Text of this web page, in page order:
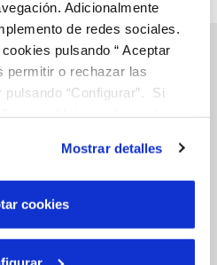
Adicionalmente
de redes sociales.
pulsando “ Aceptar
permitir o rechazar las
“Configurar”. Si
el sitio web funcione y que
Puedes consultar
Política de Cookies
Mostrar detalles
cookies